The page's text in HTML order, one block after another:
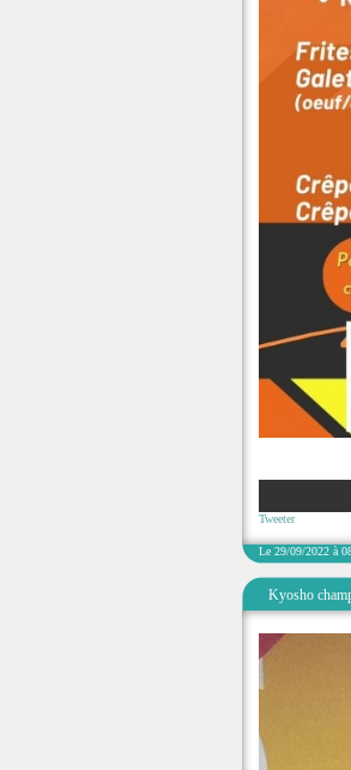
Tweeter
Le 29/09/2022 à
Kyosho